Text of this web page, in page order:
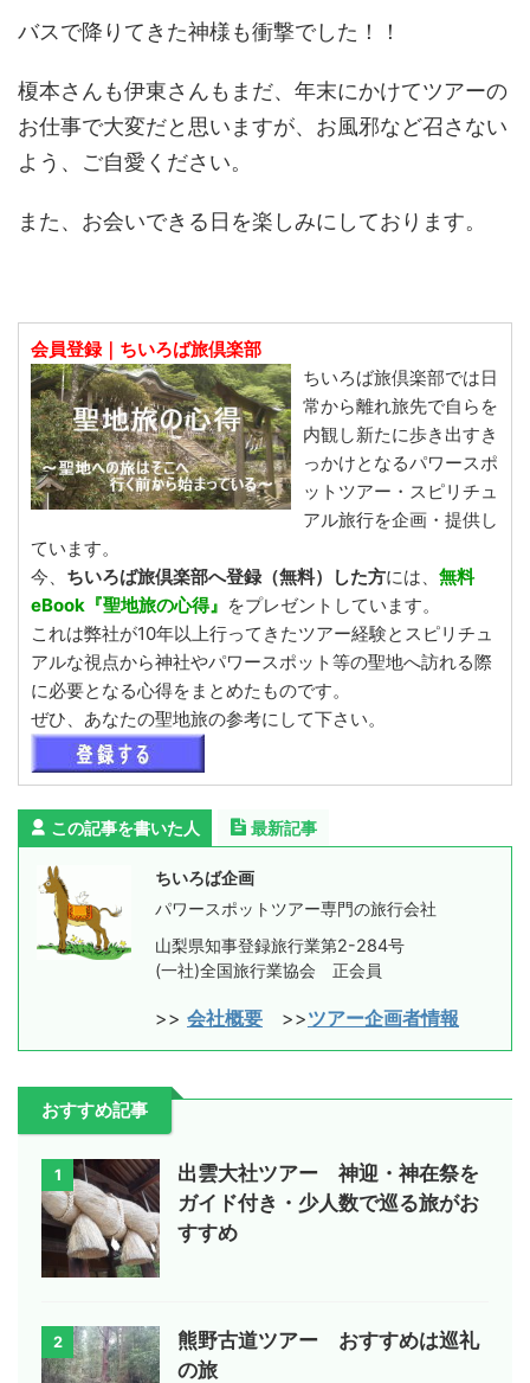
バスで降りてきた神様も衝撃でした！！
榎本さんも伊東さんもまだ、年末にかけてツアーの
お仕事で大変だと思いますが、お風邪など召さない
よう、ご自愛ください。
また、お会いできる日を楽しみにしております。
会員登録｜ちいろば旅倶楽部
ちいろば旅倶楽部では日
常から離れ旅先で自らを
内観し新たに歩き出すき
っかけとなるパワースポ
ットツアー・スピリチュ
アル旅行を企画・提供し
ています。
今、 ちいろば旅倶楽部へ登録（無料）した方には、 無料
eBook『聖地旅の心得』 をプレゼントしています。
これは弊社が10年以上行ってきたツアー経験とスピリチュ
アルな視点から神社やパワースポット等の聖地へ訪れる際
に必要となる心得をまとめたものです。
ぜひ、あなたの聖地旅の参考にして下さい。
この記事を書いた人 最新記事
ちいろば企画
パワースポットツアー専門の旅行会社
山梨県知事登録旅行業第2-284号
(一社)全国旅行業協会 正会員
>> 会社概要 >>ツアー企画者情報
おすすめ記事
1
出雲大社ツアー 神迎・神在祭を
ガイド付き・少人数で巡る旅がお
すすめ
2
熊野古道ツアー おすすめは巡礼
の旅